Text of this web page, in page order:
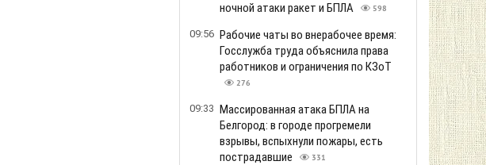
ночной атаки ракет и БПЛА
598
09:56 Рабочие чаты во внерабочее время:
Госслужба труда объяснила права
работников и ограничения по КЗоТ
276
09:33 Массированная атака БПЛА на
Белгород: в городе прогремели
взрывы, вспыхнули пожары, есть
пострадавшие
331